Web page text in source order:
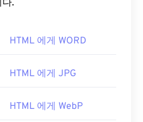
.
HTML 에게 WORD
HTML 에게 JPG
HTML 에게 WebP